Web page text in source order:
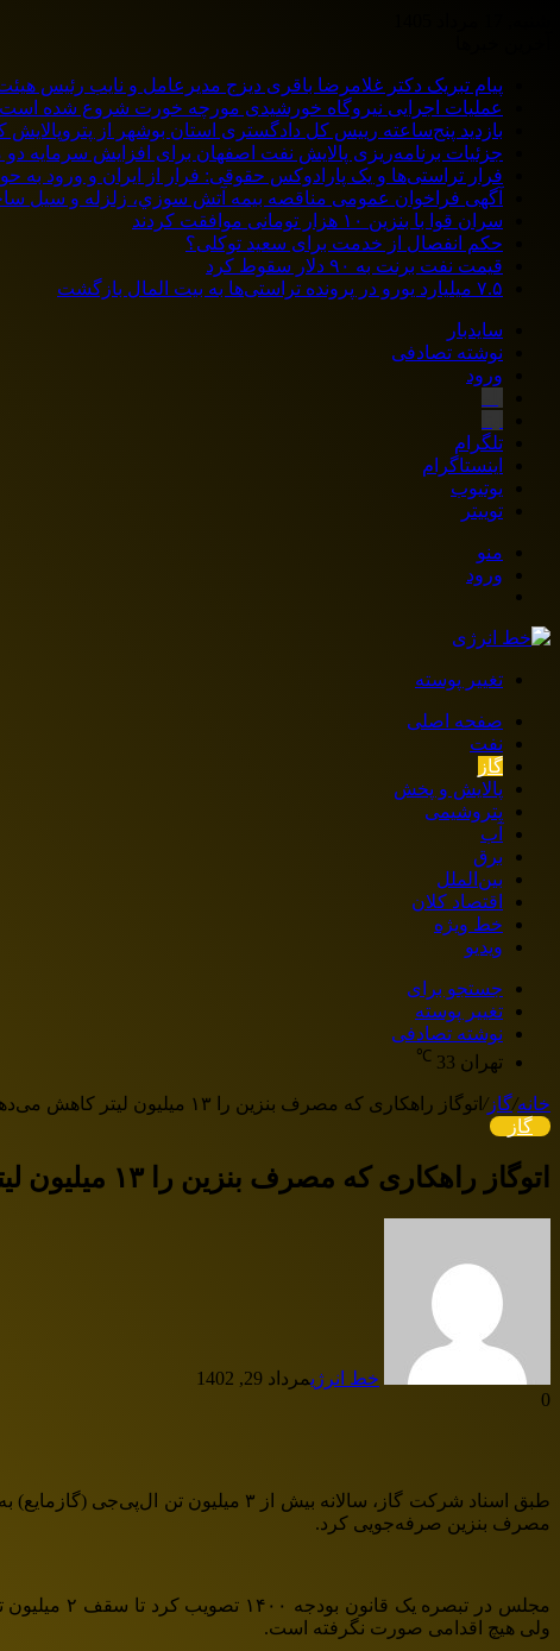
پیام تبریک دکتر غلامرضا باقری دیزج مدیرعامل و نایب رئیس
عملیات اجرایی نیروگاه خورشیدی مورچه خورت شروع شده است
بازدید پنج‌ساعته رییس کل دادگستری استان بوشهر از پتروپالایش
جزئیات برنامه‌ریزی پالایش نفت اصفهان برای افزایش سرمایه
فرار تراستی‌ها و یک پارادوکس حقوقی: فرار از ایران و ورود به
آگهی فراخوان عمومی مناقصه بيمه آتش سوزي، زلزله و سیل
سران قوا با بنزین ۱۰ هزار تومانی موافقت کردند
حکم انفصال از خدمت برای سعید توکلی؟
قیمت نفت برنت به ۹۰ دلار سقوط کرد
۷.۵ میلیارد یورو در پرونده تراستی‌ها به بیت المال بازگشت
سایدبار
نوشته تصادفی
ورود
تلگرام
اینستاگرام
یوتیوب
توییتر
منو
ورود
تغییر پوسته
صفحه اصلی
نفت
گاز
پالایش و پخش
پتروشیمی
آب
برق
بین‌الملل
اقتصاد کلان
خط ویژه
ویدیو
جستجو برای
تغییر پوسته
نوشته تصادفی
تهران 33
℃
خانه/گاز/ اتوگاز راهکاری که مصرف بنزین را ۱۳ میلیون لیتر کاهش می‌دهد
گاز
اتوگاز راهکاری که مصرف بنزین را ۱۳ میلیون لیتر کاهش می‌دهد
خط انرژیمرداد 29, 1402
0
مصرف بنزین صرفه‌جویی کرد.
ولی هیچ اقدامی صورت نگرفته است.